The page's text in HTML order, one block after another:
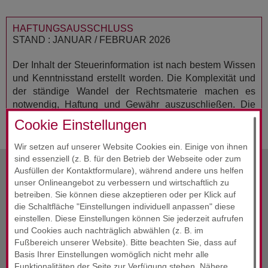
Cookie Einstellungen
Wir setzen auf unserer Website Cookies ein. Einige von ihnen
sind essenziell (z. B. für den Betrieb der Webseite oder zum
Ausfüllen der Kontaktformulare), während andere uns helfen
unser Onlineangebot zu verbessern und wirtschaftlich zu
betreiben. Sie können diese akzeptieren oder per Klick auf
die Schaltfläche "Einstellungen individuell anpassen" diese
einstellen. Diese Einstellungen können Sie jederzeit aufrufen
und Cookies auch nachträglich abwählen (z. B. im
Fußbereich unserer Website). Bitte beachten Sie, dass auf
Basis Ihrer Einstellungen womöglich nicht mehr alle
Funktionalitäten der Seite zur Verfügung stehen. Nähere
HAFTUNGSAUSSCHLUSS
STAND : JANUAR / FEBRUAR 2026
Der Inhalt der Steuerinformation ist nach bestem Wissen
und Kenntnisstand erstellt worden. Die Komplexität und
der ständige Wandel der Rechtsmaterie machen es
notwendig, Haftung und Gewähr auszuschließen. Die
Steuerinformation ersetzt nicht die individuelle Beratung.
vorherige InfoFebruar 2026
Alle InfosFebruar 2026
nächste InfoFebruar 2026